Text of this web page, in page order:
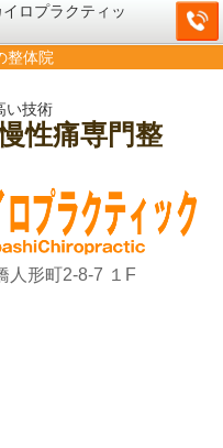
ロプラクティッ
整体院
い技術
性痛専門整
人形町2-8-7 １F